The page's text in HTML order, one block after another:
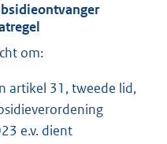
om:
artikel 31, tweede lid,
e.v. dient